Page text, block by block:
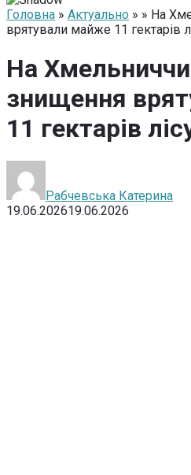
Головна » Актуально » » На
врятували майже 11 гектарів
На
знищення
11 гектарів
Рабчевська Катерина
19.06.202619.06.2026